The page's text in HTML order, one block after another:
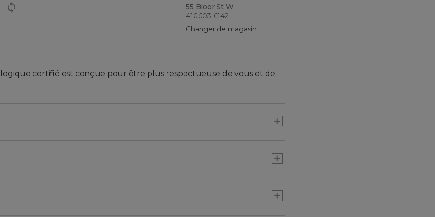
55 Bloor St W
416 503-6142
Changer de magasin
certifié est conçue pour être plus respectueuse de vous et de
reconnue comme la principale norme en matière de